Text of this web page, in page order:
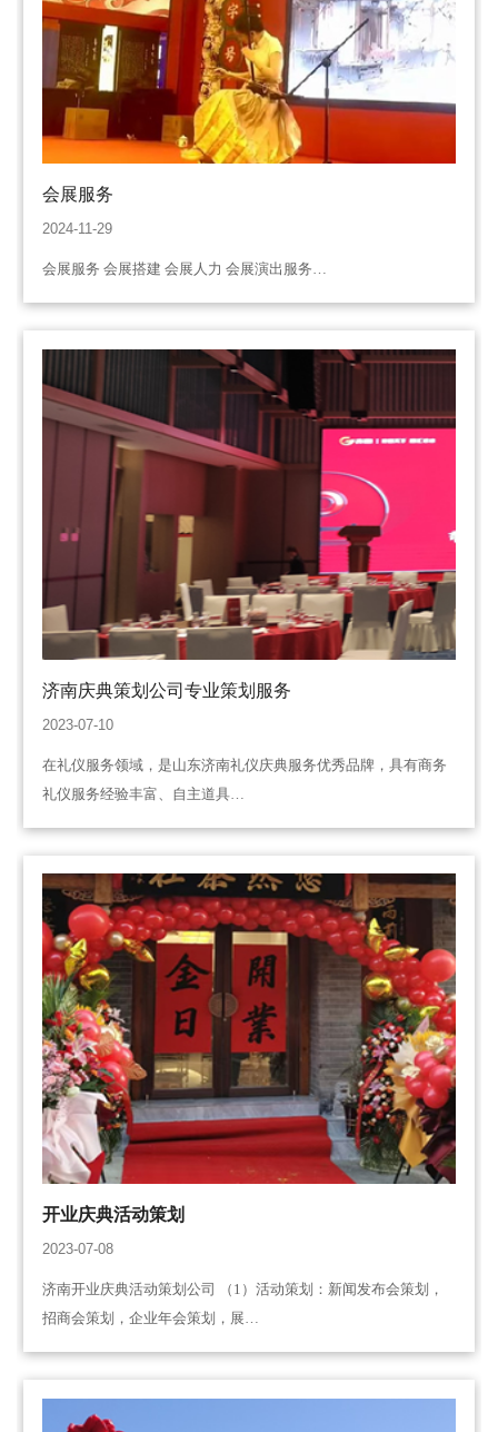
会展服务
2024-11-29
会展服务 会展搭建 会展人力 会展演出服务…
济南庆典策划公司专业策划服务
2023-07-10
在礼仪服务领域，是山东济南礼仪庆典服务优秀品牌，具有商务
礼仪服务经验丰富、自主道具…
开业庆典活动策划
2023-07-08
济南开业庆典活动策划公司 （1）活动策划：新闻发布会策划，
招商会策划，企业年会策划，展…